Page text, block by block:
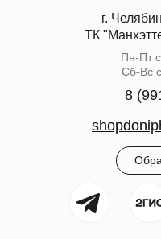
г.
ТК
Пн-Пт
Сб-Вс
8